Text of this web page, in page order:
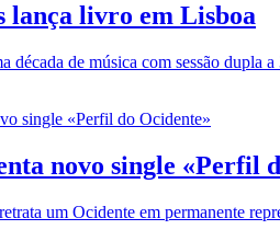
lança livro em Lisboa
década de música com sessão dupla a
novo single «Perfil
um Ocidente em permanente